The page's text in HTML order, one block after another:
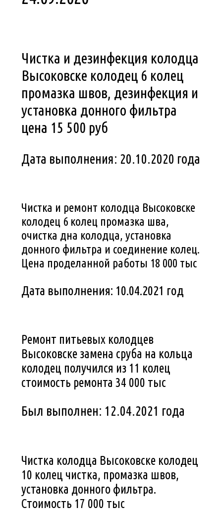
Чистка и дезинфекция колодца
Высоковске колодец 6 колец
промазка швов, дезинфекция и
установка донного фильтра
цена 15 500 руб
Дата выполнения: 20.10.2020 года
Чистка и ремонт колодца Высоковске
колодец 6 колец промазка шва,
очистка дна колодца, установка
донного фильтра и соединение колец.
Цена проделанной работы 18 000 тыс
Дата выполнения: 10.04.2021 год
Ремонт питьевых колодцев
Высоковске замена сруба на кольца
колодец получился из 11 колец
стоимость ремонта 34 000 тыс
Был выполнен: 12.04.2021 года
Чистка колодца Высоковске колодец
10 колец чистка, промазка швов,
установка донного фильтра.
Стоимость 17 000 тыс